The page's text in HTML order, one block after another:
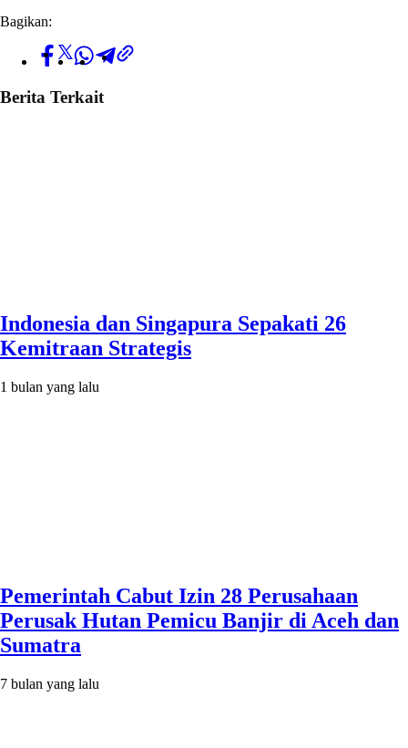
Bagikan:
Berita Terkait
Indonesia dan Singapura Sepakati 26
Kemitraan Strategis
1 bulan yang lalu
Pemerintah Cabut Izin 28 Perusahaan
Perusak Hutan Pemicu Banjir di Aceh dan
Sumatra
7 bulan yang lalu